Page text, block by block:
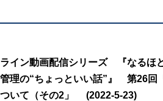
イン動画配信シリーズ 『なる
理の“ちょっといい話”』 第26回
ついて（その2」 (2022-5-23)